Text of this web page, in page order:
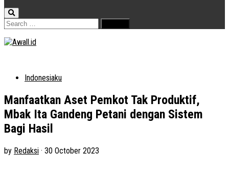
Search
for:
Indonesiaku
Manfaatkan Aset Pemkot Tak Produktif,
Mbak Ita Gandeng Petani dengan Sistem
Bagi Hasil
by Redaksi · 30 October 2023